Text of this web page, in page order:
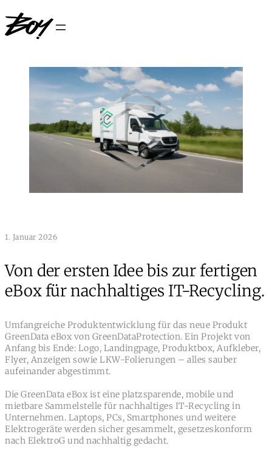
1. Januar 2026
Von der ersten Idee bis zur fertigen
eBox für nachhaltiges IT-Recycling.
Umfangreiche Produktentwicklung für das neue Produkt
GreenData eBox von GreenDataProtection. Ein Projekt von
Anfang bis Ende: Logo, Landingpage, Produktbox, Aufkleber,
Flyer, Anzeigen sowie LKW-Folierungen – alles sauber
aufeinander abgestimmt.
Die GreenData eBox ist eine platzsparende, mobile und
mietbare Sammelstelle für nachhaltiges IT-Recycling in
Unternehmen. Laptops, PCs, Smartphones und weitere
Elektrogeräte werden sicher gesammelt, gesetzeskonform
nach ElektroG und nachhaltig gedacht.